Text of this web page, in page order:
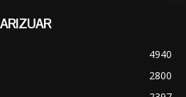
4940
2800